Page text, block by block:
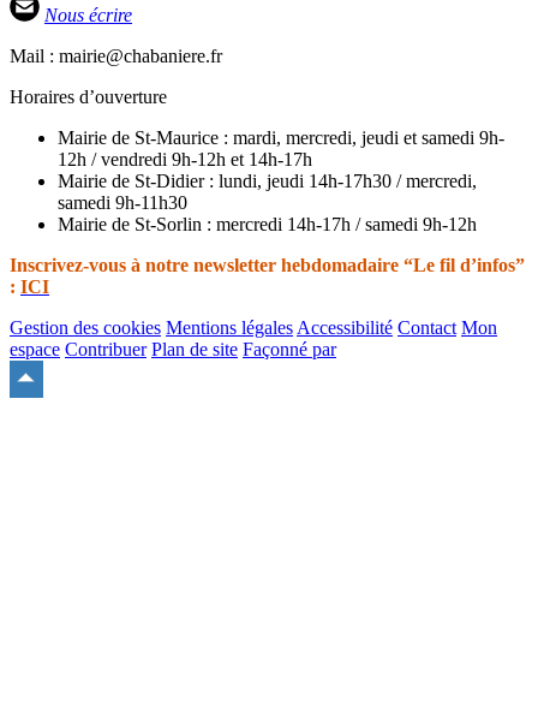
Nous écrire
Mail : mairie@chabaniere.fr
Horaires d’ouverture
Mairie de St-Maurice : mardi, mercredi, jeudi et samedi 9h-
12h / vendredi 9h-12h et 14h-17h
Mairie de St-Didier : lundi, jeudi 14h-17h30 / mercredi,
samedi 9h-11h30
Mairie de St-Sorlin : mercredi 14h-17h / samedi 9h-12h
Inscrivez-vous à notre newsletter hebdomadaire “Le fil d’infos”
: ICI
Gestion des cookies Mentions légales Accessibilité Contact Mon
espace Contribuer Plan de site Façonné par